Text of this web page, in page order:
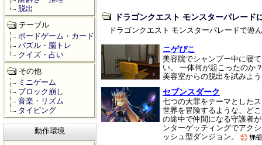
ドラゴンクエスト モンスターパレード
ドラゴンクエスト モンスターパレードで遊
ニゲぴこ
美容院でシャンプー中に寝
い。 一体何が起こったのか
美容室からの脱出を試みよ
セブンスダーク
七つの大罪をテーマとした
世界を冒険するような、ど
の途中で仲間になる守護者
ンターゲッティングでアク
ッシュ型ダンジョン。
脱出
テーブル
ボードゲーム・カード
パズル・脳トレ
クイズ・占い
その他
ミニゲーム
ブロック崩し
音楽・リズム
タイピング
動作環境